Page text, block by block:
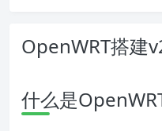
OpenWRT搭建
什么是